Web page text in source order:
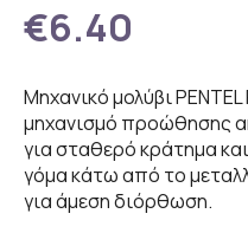
€6.40
Μηχανικό μολύβι
μηχανισμό προώθησης
για σταθερό κράτημα
γόμα κάτω από το
για άμεση διόρθωση.